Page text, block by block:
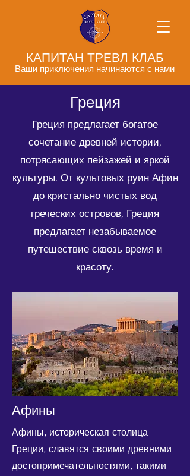
КАПИТАН ТРЕВЛ КЛАБ
Ваши приключения начинаются с нами
Греция
Греция предлагает богатое
сочетание древней истории,
потрясающих пейзажей и яркой
культуры. От культовых руин Афин
до кристально чистых вод
греческих островов, Греция
предлагает незабываемое
путешествие сквозь время и
красоту.
Афины
Афины, историческая столица
Греции, славятся своими древними
достопримечательностями, такими